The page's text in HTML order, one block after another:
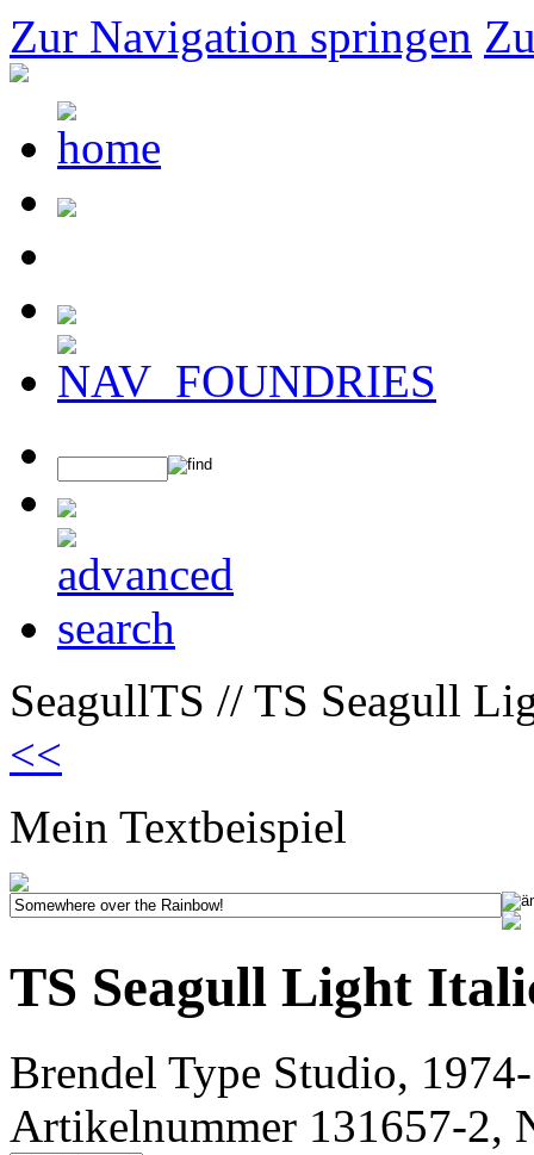
Zur Navigation springen
SeagullTS // TS Seagull
<<
Mein Textbeispiel
TS Seagull Light
Brendel Type Studio,
Artikelnummer 131657-2,